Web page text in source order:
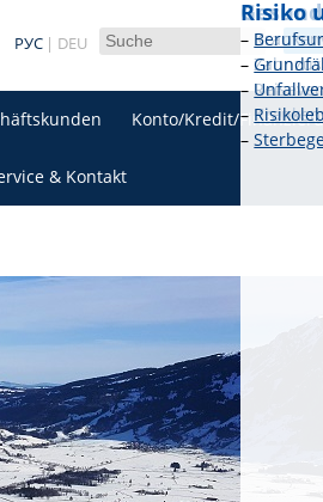
РУС DEU
Konto/Kredit/
& Kontakt
–
–
–
–
Risiko
–
–
–
–
–